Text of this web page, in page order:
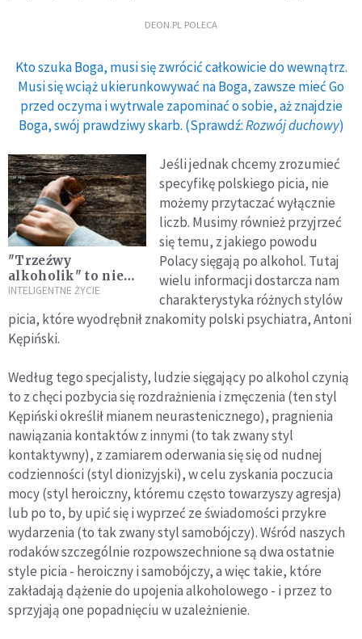
DEON.PL POLECA
Kto szuka Boga, musi się zwrócić całkowicie do wewnątrz.
Musi się wciąż ukierunkowywać na Boga, zawsze mieć Go
przed oczyma i wytrwale zapominać o sobie, aż znajdzie
Boga, swój prawdziwy skarb. (Sprawdź:Rozwój duchowy)
"Trzeźwy
alkoholik" to nie
oksymoron. "To był
moim życiu"
INTELIGENTNE ŻYCIE
Jeśli jednak chcemy zrozumieć
specyfikę polskiego picia, nie
możemy przytaczać wyłącznie
liczb. Musimy również przyjrzeć
się temu, z jakiego powodu
Polacy sięgają po alkohol. Tutaj
wielu informacji dostarcza nam
charakterystyka różnych stylów
picia, które wyodrębnił znakomity polski psychiatra, Antoni
Kępiński.
Według tego specjalisty, ludzie sięgający po alkohol czynią
to z chęci pozbycia się rozdrażnienia i zmęczenia (ten styl
Kępiński określił mianem neurastenicznego), pragnienia
nawiązania kontaktów z innymi (to tak zwany styl
kontaktywny), z zamiarem oderwania się się od nudnej
codzienności (styl dionizyjski), w celu zyskania poczucia
mocy (styl heroiczny, któremu często towarzyszy agresja)
lub po to, by upić się i wyprzeć ze świadomości przykre
wydarzenia (to tak zwany styl samobójczy). Wśród naszych
rodaków szczególnie rozpowszechnione są dwa ostatnie
style picia - heroiczny i samobójczy, a więc takie, które
zakładają dążenie do upojenia alkoholowego - i przez to
sprzyjają one popadnięciu w uzależnienie.